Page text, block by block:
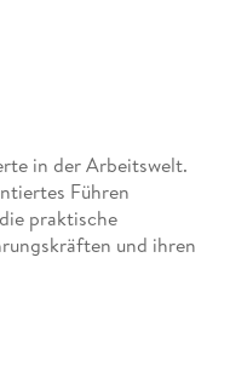
in der Arbeitswelt.
Führen
praktische
und ihren